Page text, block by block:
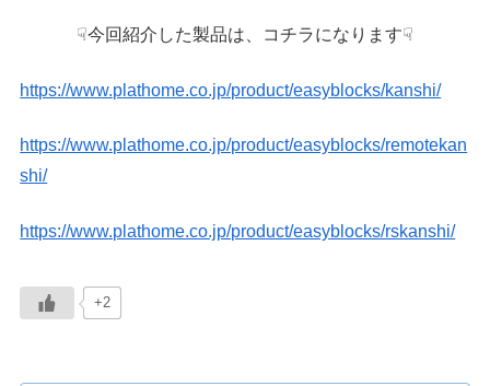
☟今回紹介した製品は、コチラになります☟
https://www.plathome.co.jp/product/easyblocks/kanshi/
https://www.plathome.co.jp/product/easyblocks/remotekan
shi/
https://www.plathome.co.jp/product/easyblocks/rskanshi/
+2